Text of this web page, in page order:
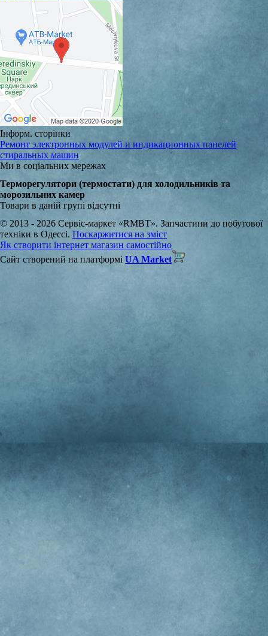
Інформ. сторінки
Ремонт электронных модулей и индикационных панелей
стиральных машин
Ми в соціальних мережах
Терморегулятори (термостати) для холодильників та
морозильних камер
Товари в даній групі відсутні
© 2013 - 2026 Сервіс-маркет «RMBT». Запчастини до побутової
техніки в Одессі. Поскаржитися на зміст
Як створити інтернет магазин самостійно
Сайт створений на платформі UA Market